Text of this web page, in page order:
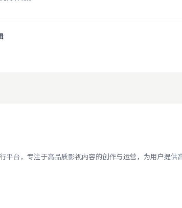
台，专注于高品质影视内容的创作与运营，为用户提供